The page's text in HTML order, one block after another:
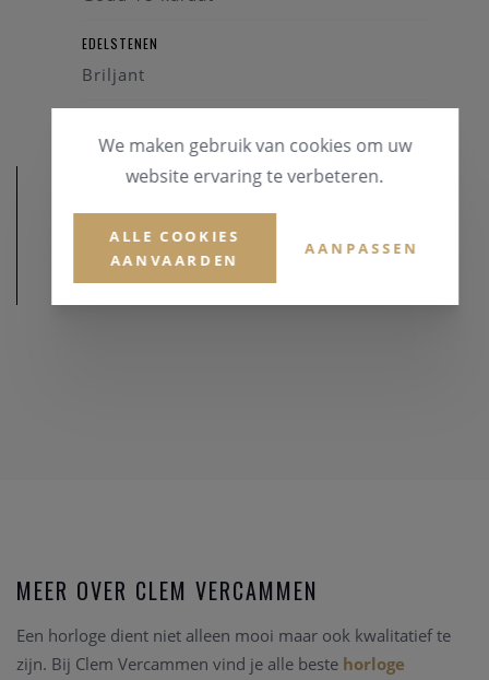
EDELSTENEN
Briljant
AFMETINGEN
MEER OVER CLEM VERCAMMEN
Een horloge dient niet alleen mooi maar ook kwalitatief te
zijn. Bij Clem Vercammen vind je alle beste horloge
We maken gebruik van cookies om uw
website ervaring te verbeteren.
ALLE COOKIES
AANVAARDEN
AANPASSEN